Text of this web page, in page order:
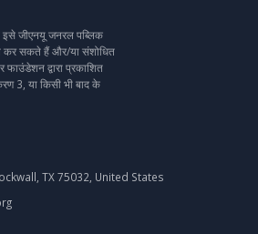
जीएनयू जनरल पब्लिक
कर सकते हैं और/या संशोधित
द्वारा प्रकाशित
3, या किसी भी बाद के
TX 75032, United States